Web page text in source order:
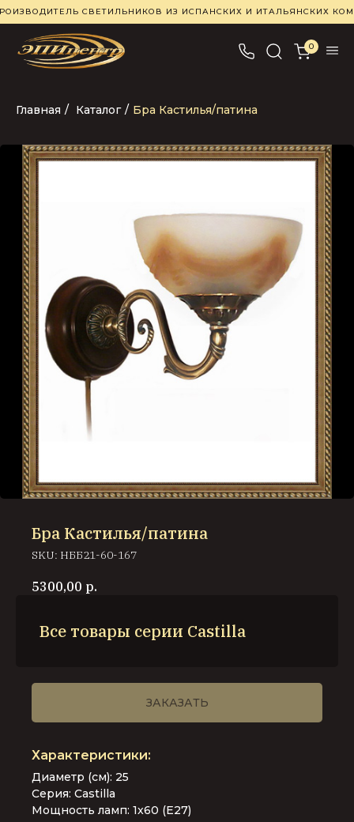
СВЕТИЛЬНИКОВ ИЗ ИСПАНСКИХ И ИТАЛЬЯНСКИХ
0
Главная / Каталог / Бра Кастилья/патина
Бра Кастилья/патина
SKU: НББ21-60-167
5300,00 р.
Все товары серии Castilla
ЗАКАЗАТЬ
Диаметр (см): 25
Серия: Castilla
Мощность ламп: 1x60 (E27)